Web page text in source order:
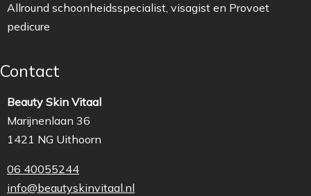
Allround schoonheidsspecialist, visagist en Provoet
pedicure
Contact
Beauty Skin Vitaal
Marijnenlaan 36
1421 NG Uithoorn
06 40055244
info@beautyskinvitaal.nl